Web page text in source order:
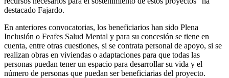
destacado Fajardo.
En anteriores convocatorias, los beneficiarios han sido Plena
Inclusión o Feafes Salud Mental y para su concesión se tiene en
cuenta, entre otras cuestiones, si se contrata personal de apoyo, si se
realizan obras en viviendas o adaptaciones para que todas las
personas puedan tener un espacio para desarrollar su vida y el
número de personas que puedan ser beneficiarias del proyecto.